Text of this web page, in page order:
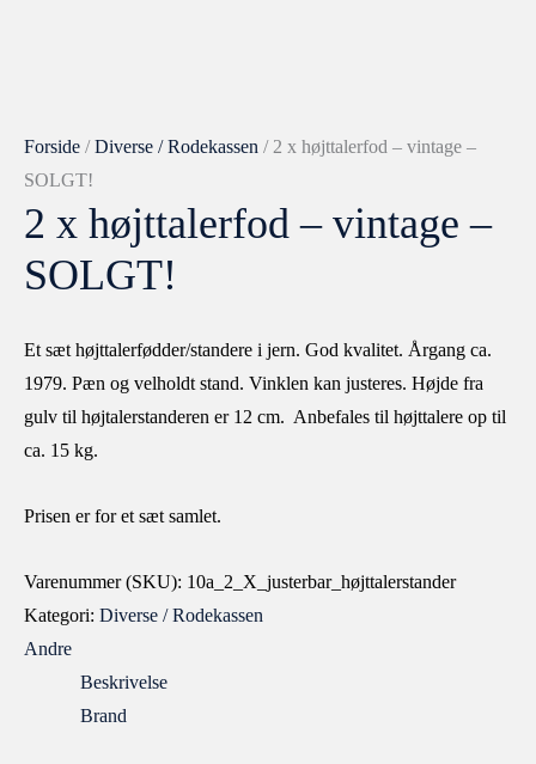
Forside /Diverse / Rodekassen / 2 x højttalerfod – vintage –
SOLGT!
2 x højttalerfod – vintage –
SOLGT!
Et sæt højttalerfødder/standere i jern. God kvalitet. Årgang ca.
1979. Pæn og velholdt stand. Vinklen kan justeres. Højde fra
gulv til højtalerstanderen er 12 cm. Anbefales til højttalere op til
ca. 15 kg.
Prisen er for et sæt samlet.
Varenummer (SKU): 10a_2_X_justerbar_højttalerstander
Kategori: Diverse / Rodekassen
Andre
Beskrivelse
Brand